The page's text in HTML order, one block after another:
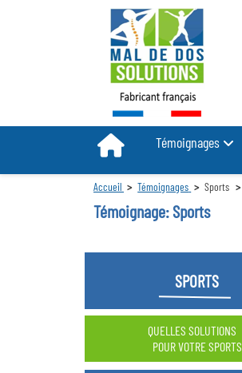
Témoignages
Accueil Témoignages Sports
Témoignage: Sports
SPORTS
QUELLES SOLUTIONS
POUR VOTRE SPORTS